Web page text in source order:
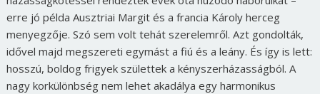
erre jó példa Ausztriai Margit és a francia Károly herceg
menyegzője. Szó sem volt tehát szerelemről. Azt gondolták,
idővel majd megszereti egymást a fiú és a leány. És így is lett:
hosszú, boldog frigyek születtek a kényszerházasságból. A
nagy korkülönbség nem lehet akadálya egy harmonikus